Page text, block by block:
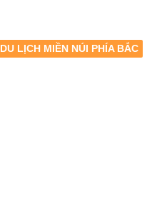
DU LỊCH MIỀN NÚI PHÍA BẮC